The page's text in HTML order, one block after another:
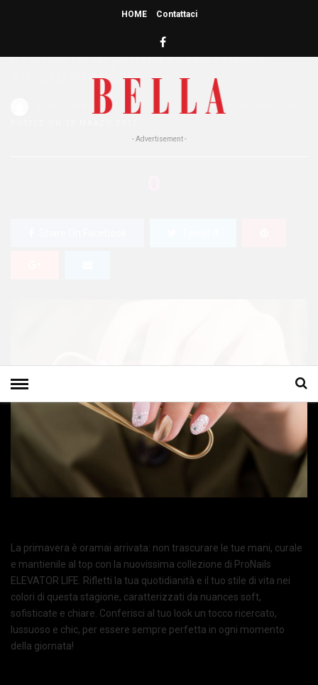
HOME Contattaci
- Advertisement -
Profumo di primavera: i nuovi
smalti Pronails
0
La primavera è oramai arrivata: non trascurare le tue mani, curale
e mantienile al top con la nuovissima collezione di ProNails
ELEVATOR LIFE. Rifletti la tua quotidianità e il tuo stile di vita nei
colori di questa stagione, caratterizzati da nuances soft,
sofisticate e chiare. Conferisci al tuo look un tocco ricercato,
lussuoso e chic, per essere sempre perfetta in ogni momento
della giornata!